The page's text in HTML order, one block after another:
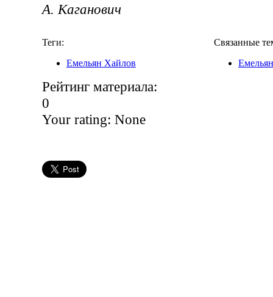
А. Каганович
Теги:
Емельян Хайлов
Связанные
Рейтинг материала:
0
Your rating: None